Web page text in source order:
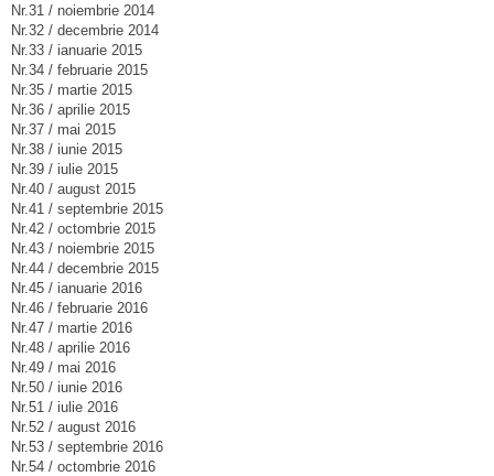
Nr.31 / noiembrie 2014
Nr.32 / decembrie 2014
Nr.33 / ianuarie 2015
Nr.34 / februarie 2015
Nr.35 / martie 2015
Nr.36 / aprilie 2015
Nr.37 / mai 2015
Nr.38 / iunie 2015
Nr.39 / iulie 2015
Nr.40 / august 2015
Nr.41 / septembrie 2015
Nr.42 / octombrie 2015
Nr.43 / noiembrie 2015
Nr.44 / decembrie 2015
Nr.45 / ianuarie 2016
Nr.46 / februarie 2016
Nr.47 / martie 2016
Nr.48 / aprilie 2016
Nr.49 / mai 2016
Nr.50 / iunie 2016
Nr.51 / iulie 2016
Nr.52 / august 2016
Nr.53 / septembrie 2016
Nr.54 / octombrie 2016